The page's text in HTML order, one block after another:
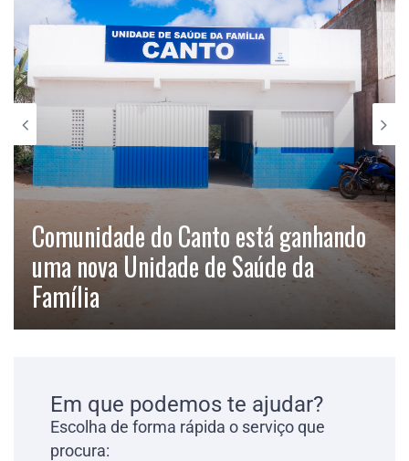
Comunidade do Canto está ganhando
uma nova Unidade de Saúde da
Família
Em que podemos te ajudar?
Escolha de forma rápida o serviço que
procura: